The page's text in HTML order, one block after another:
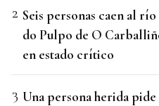
Seis personas caen al
do Pulpo de O
en estado crítico
Una persona herida